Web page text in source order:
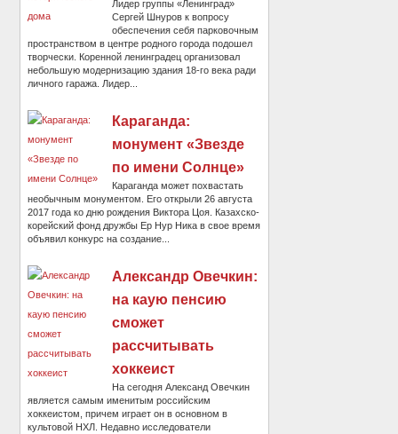
Лидер группы «Ленинград»
Сергей Шнуров к вопросу
обеспечения себя парковочным
пространством в центре родного города подошел
творчески. Коренной ленинградец организовал
небольшую модернизацию здания 18-го века ради
личного гаража. Лидер...
Караганда:
монумент «Звезде
по имени Солнце»
Караганда может похвастать
необычным монументом. Его открыли 26 августа
2017 года ко дню рождения Виктора Цоя. Казахско-
корейский фонд дружбы Ер Нур Ника в свое время
объявил конкурс на создание...
Александр Овечкин:
на каую пенсию
сможет
рассчитывать
хоккеист
На сегодня Александ Овечкин
является самым именитым российским
хоккеистом, причем играет он в основном в
культовой НХЛ. Недавно исследователи